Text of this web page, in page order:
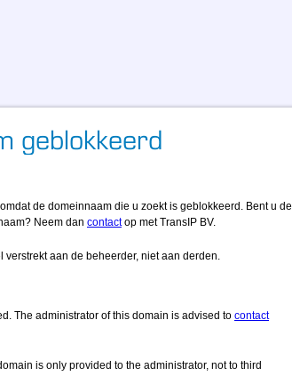
de domeinnaam die u zoekt is geblokkeerd. Bent u de
Neem dan contactop met TransIP BV.
verstrekt aan de beheerder, niet aan derden.
The administrator of this domain is advised to contact
is only provided to the administrator, not to third